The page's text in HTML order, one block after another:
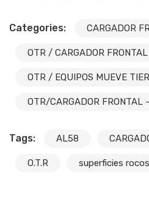
Categories: CARGADOR
OTR / CARGADOR FRONTAL
OTR / EQUIPOS MUEVE
OTR/CARGADOR FRONTAL
Tags: AL58
O.T.R superficies